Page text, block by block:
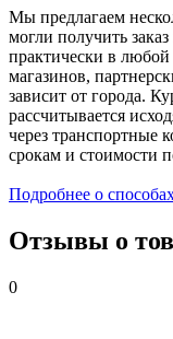
Мы предлагаем
могли получить
практически в
магазинов,
зависит от города.
рассчитывается
через
срокам и стоимости
Подробнее о
Отзывы о
0